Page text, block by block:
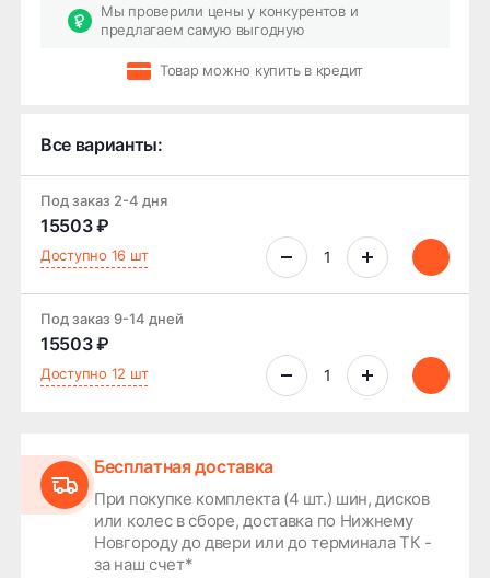
Мы проверили цены у конкурентов и
предлагаем самую выгодную
Товар можно купить в кредит
Все варианты:
Под заказ 2-4 дня
15503 ₽
Доступно 16 шт
Под заказ 9-14 дней
15503 ₽
Доступно 12 шт
Бесплатная доставка
При покупке комплекта (4 шт.) шин, дисков
или колес в сборе, доставка по Нижнему
Новгороду до двери или до терминала ТК -
за наш счет*